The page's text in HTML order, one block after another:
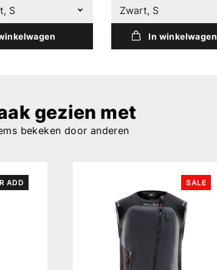
S Zwart, S
In winkelwagen
gezien met
bekeken door anderen
ADD SALE